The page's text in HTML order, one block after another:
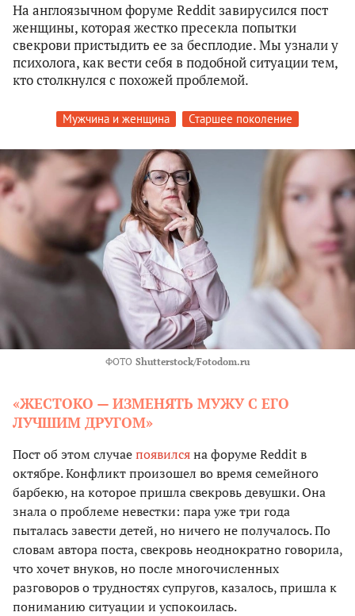
На англоязычном форуме Reddit завирусился пост
женщины, которая жестко пресекла попытки
свекрови пристыдить ее за бесплодие. Мы узнали у
психолога, как вести себя в подобной ситуации тем,
кто столкнулся с похожей проблемой.
Мужчина и женщина Старшее поколение
ФОТО Shutterstock/Fotodom.ru
«ЖЕСТОКО — ИЗМЕНЯТЬ МУЖУ С ЕГО
ЛУЧШИМ ДРУГОМ»
Пост об этом случаепоявилсяна форуме Reddit в
октябре. Конфликт произошел во время семейного
барбекю, на которое пришла свекровь девушки. Она
знала о проблеме невестки: пара уже три года
пыталась завести детей, но ничего не получалось. По
словам автора поста, свекровь неоднократно говорила,
что хочет внуков, но после многочисленных
разговоров о трудностях супругов, казалось, пришла к
пониманию ситуации и успокоилась.